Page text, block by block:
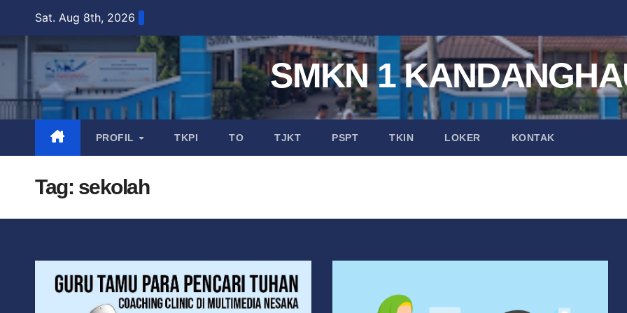
Sat. Aug 8th, 2026
SMKN 1
PROFIL TKPI TO TJKT PSPT TKIN LOKER KONTAK
Tag: sekolah